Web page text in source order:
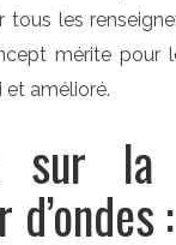
tous les
mérite pour
amélioré.
sur la
d’ondes